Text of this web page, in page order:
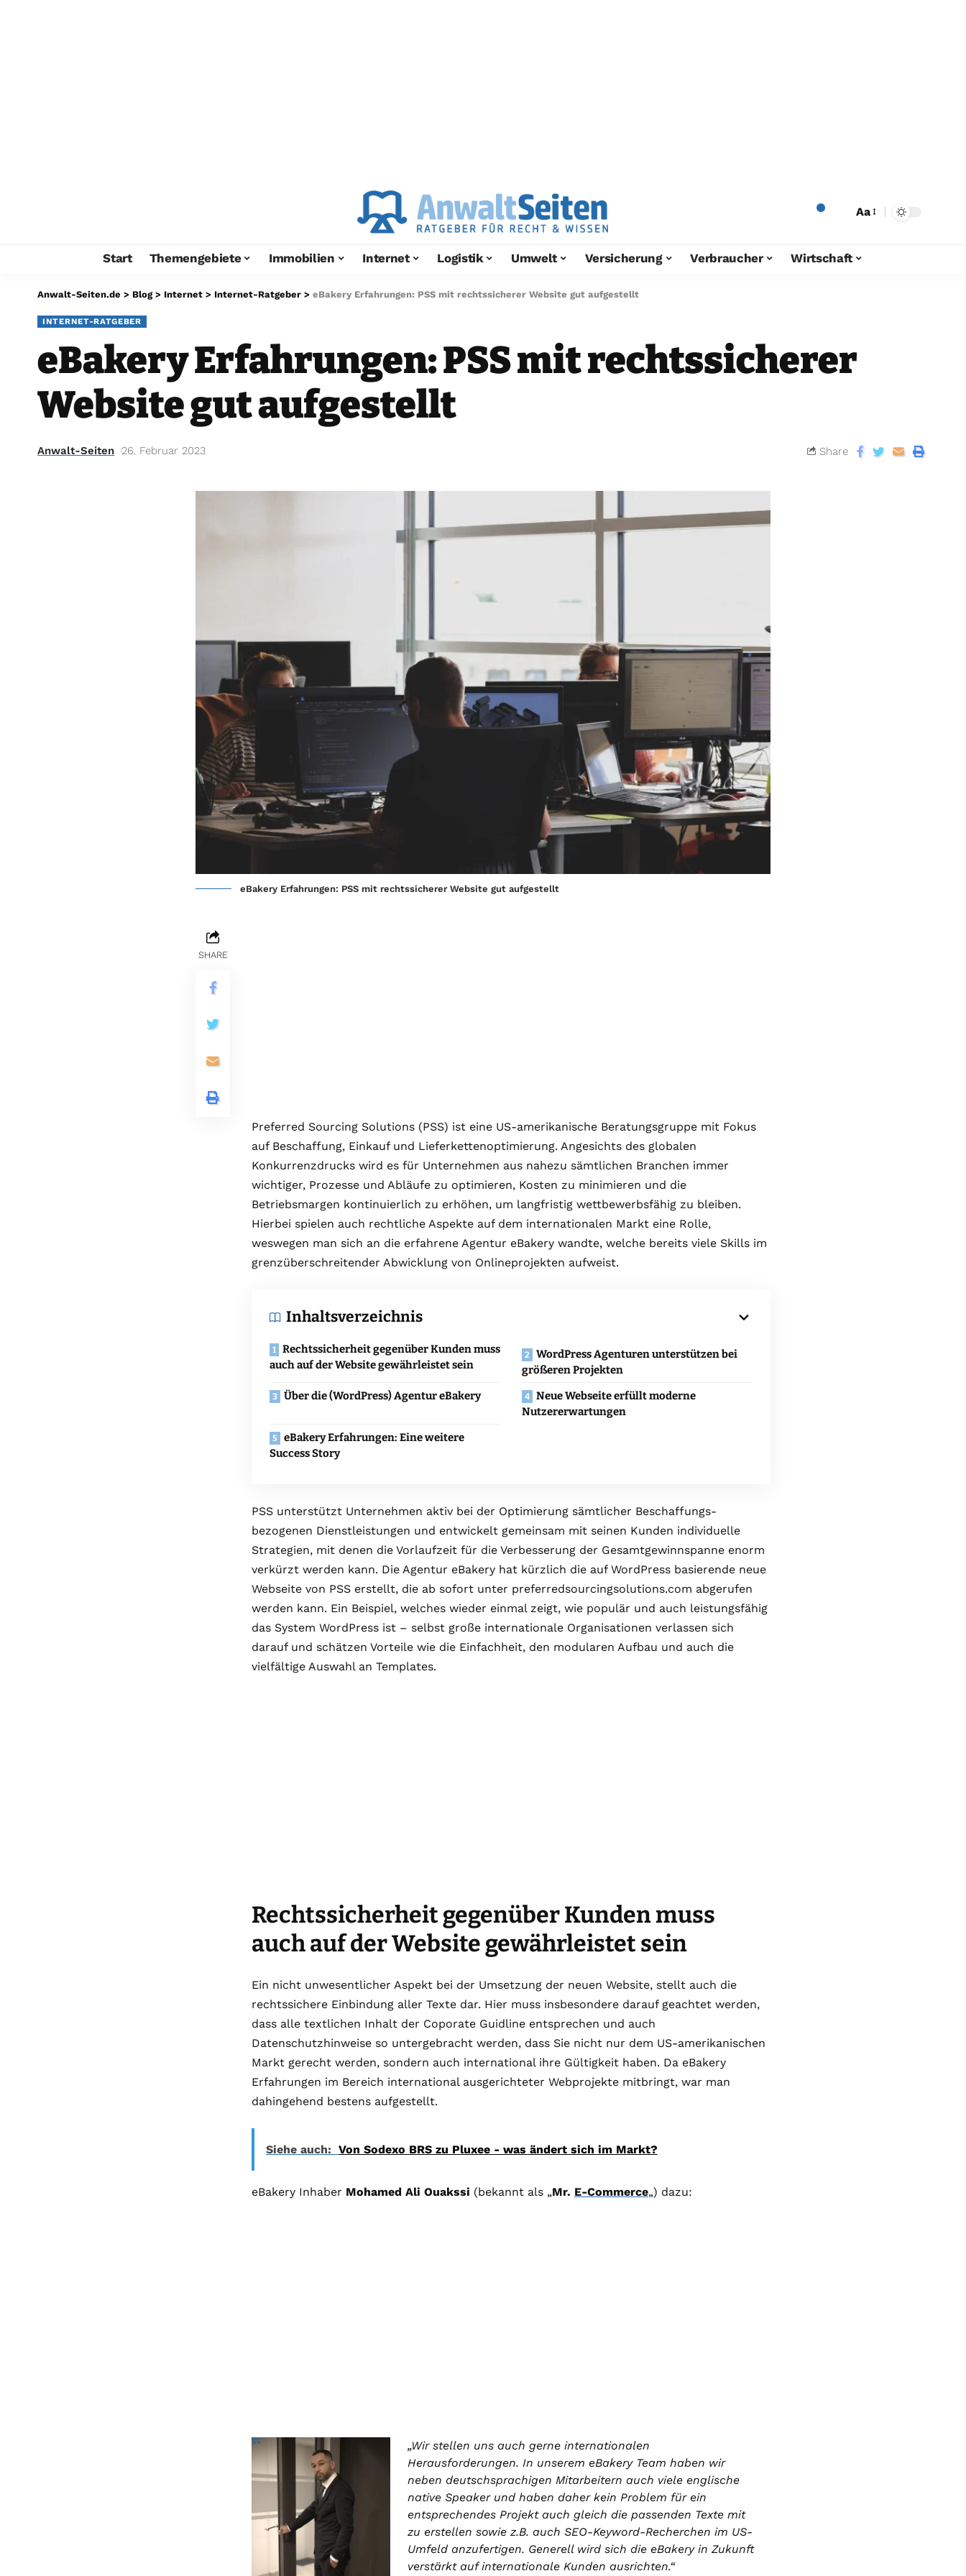
Aa
Start Themengebiete Immobilien Internet Logistik Umwelt Versicherung Verbraucher Wirtschaft
Anwalt-Seiten.de > Blog> Internet > Internet-Ratgeber > eBakery Erfahrungen: PSS mit rechtssicherer Website gut aufgestellt
INTERNET-RATGEBER
eBakery Erfahrungen: PSS mit rechtssicherer
Website gut aufgestellt
Anwalt-Seiten 26. Februar 2023 Share
eBakery Erfahrungen: PSS mit rechtssicherer Website gut aufgestellt
SHARE
Preferred Sourcing Solutions (PSS) ist eine US-amerikanische Beratungsgruppe mit Fokus
auf Beschaffung, Einkauf und Lieferkettenoptimierung. Angesichts des globalen
Konkurrenzdrucks wird es für Unternehmen aus nahezu sämtlichen Branchen immer
wichtiger, Prozesse und Abläufe zu optimieren, Kosten zu minimieren und die
Betriebsmargen kontinuierlich zu erhöhen, um langfristig wettbewerbsfähig zu bleiben.
Hierbei spielen auch rechtliche Aspekte auf dem internationalen Markt eine Rolle,
weswegen man sich an die erfahrene Agentur eBakery wandte, welche bereits viele Skills im
grenzüberschreitender Abwicklung von Onlineprojekten aufweist.
Inhaltsverzeichnis
Rechtssicherheit gegenüber Kunden muss
auch auf der Website gewährleistet sein
WordPress Agenturen unterstützen bei
größeren Projekten
Über die (WordPress) Agentur eBakery
Neue Webseite erfüllt moderne
Nutzererwartungen
eBakery Erfahrungen: Eine weitere
Success Story
PSS unterstützt Unternehmen aktiv bei der Optimierung sämtlicher Beschaffungs-
bezogenen Dienstleistungen und entwickelt gemeinsam mit seinen Kunden individuelle
Strategien, mit denen die Vorlaufzeit für die Verbesserung der Gesamtgewinnspanne enorm
verkürzt werden kann. Die Agentur eBakery hat kürzlich die auf WordPress basierende neue
Webseite von PSS erstellt, die ab sofort unter preferredsourcingsolutions.com abgerufen
werden kann. Ein Beispiel, welches wieder einmal zeigt, wie populär und auch leistungsfähig
das System WordPress ist – selbst große internationale Organisationen verlassen sich
darauf und schätzen Vorteile wie die Einfachheit, den modularen Aufbau und auch die
vielfältige Auswahl an Templates.
Rechtssicherheit gegenüber Kunden muss
auch auf der Website gewährleistet sein
Ein nicht unwesentlicher Aspekt bei der Umsetzung der neuen Website, stellt auch die
rechtssichere Einbindung aller Texte dar. Hier muss insbesondere darauf geachtet werden,
dass alle textlichen Inhalt der Coporate Guidline entsprechen und auch
Datenschutzhinweise so untergebracht werden, dass Sie nicht nur dem US-amerikanischen
Markt gerecht werden, sondern auch international ihre Gültigkeit haben. Da eBakery
Erfahrungen im Bereich international ausgerichteter Webprojekte mitbringt, war man
dahingehend bestens aufgestellt.
Siehe auch: Von Sodexo BRS zu Pluxee - was ändert sich im Markt?
eBakery Inhaber Mohamed Ali Ouakssi (bekannt als „Mr. E-Commerce„) dazu:
„Wir stellen uns auch gerne internationalen
Herausforderungen. In unserem eBakery Team haben wir
neben deutschsprachigen Mitarbeitern auch viele englische
native Speaker und haben daher kein Problem für ein
entsprechendes Projekt auch gleich die passenden Texte mit
zu erstellen sowie z.B. auch SEO-Keyword-Recherchen im US-
Umfeld anzufertigen. Generell wird sich die eBakery in Zukunft
verstärkt auf internationale Kunden ausrichten.“